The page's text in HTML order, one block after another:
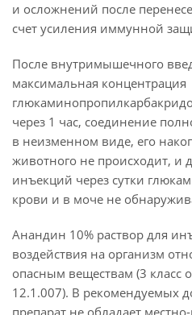
и осложнений после
счет усиления иммунной
После внутримышечного
максимальная концентрация
через 1 час, соединение
в неизменном виде, его
животного не происходит, и
инъекций через сутки
крови и в моче не
Анандин 10% раствор для
воздействия на организм
опасным веществам (3 класс
12.1.007). В рекомендуемых
препарат не обладает